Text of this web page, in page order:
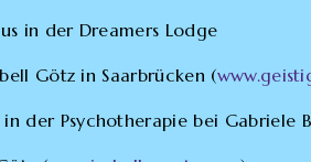
in der Dreamers Lodge
Götz in Saarbrücken (
der Psychotherapie bei Gabriele